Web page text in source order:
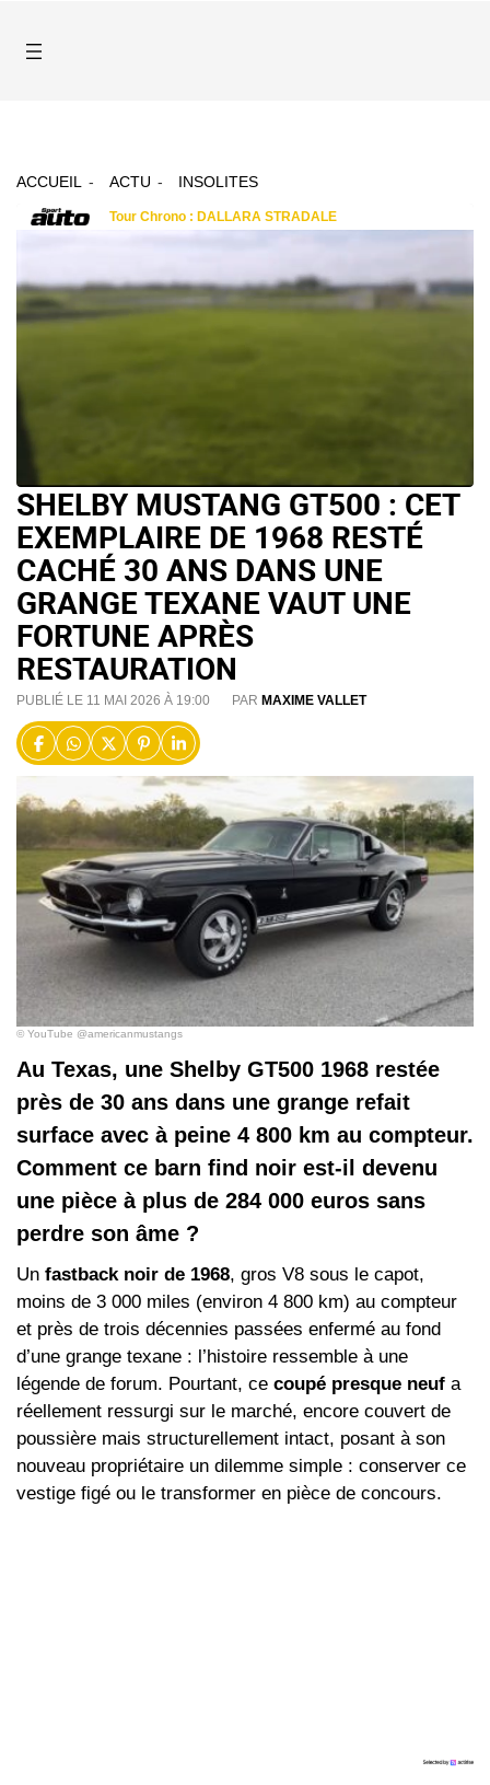
ACCUEIL ACTU INSOLITES
SHELBY MUSTANG GT500 : CET
EXEMPLAIRE DE 1968 RESTÉ
CACHÉ 30 ANS DANS UNE
GRANGE TEXANE VAUT UNE
FORTUNE APRÈS
RESTAURATION
PUBLIÉ LE 11 MAI 2026 À 19:00 PAR MAXIME VALLET
© YouTube @americanmustangs
Au Texas, une Shelby GT500 1968 restée
près de 30 ans dans une grange refait
surface avec à peine 4 800 km au compteur.
Comment ce barn find noir est-il devenu
une pièce à plus de 284 000 euros sans
perdre son âme ?
Un fastback noir de 1968, gros V8 sous le capot,
moins de 3 000 miles (environ 4 800 km) au compteur
et près de trois décennies passées enfermé au fond
d’une grange texane : l’histoire ressemble à une
légende de forum. Pourtant, ce coupé presque neuf a
réellement ressurgi sur le marché, encore couvert de
poussière mais structurellement intact, posant à son
nouveau propriétaire un dilemme simple : conserver ce
vestige figé ou le transformer en pièce de concours.